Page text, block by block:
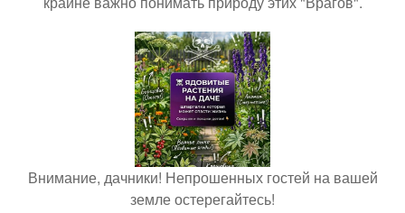
Внимание, дачники! Непрошенных гостей на вашей
земле остерегайтесь!